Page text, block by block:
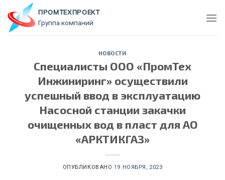
content
ПРОМТЕХПРОЕКТ
Группа компаний
НОВОСТИ
Специалисты ООО «ПромТех
Инжиниринг» осуществили
успешный ввод в эксплуатацию
Насосной станции закачки
очищенных вод в пласт для АО
«АРКТИКГАЗ»
ОПУБЛИКОВАНО 19 НОЯБРЯ, 2023